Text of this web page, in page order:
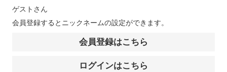
ゲスト さん
会員登録するとニックネームの設定ができます。
会員登録はこちら
ログインはこちら